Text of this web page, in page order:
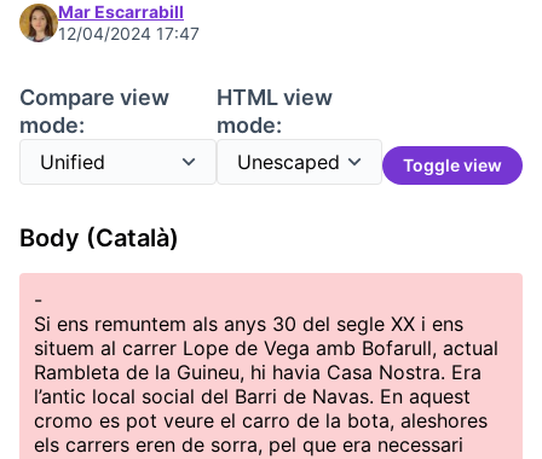
Mar Escarrabill
12/04/2024 17:47
Compare view
mode:
HTML view
mode:
Toggle view
Body (Català)
-
Si ens remuntem als anys 30 del segle XX i ens
situem al carrer Lope de Vega amb Bofarull, actual
Rambleta de la Guineu, hi havia Casa Nostra. Era
l’antic local social del Barri de Navas. En aquest
cromo es pot veure el carro de la bota, aleshores
els carrers eren de sorra, pel que era necessari